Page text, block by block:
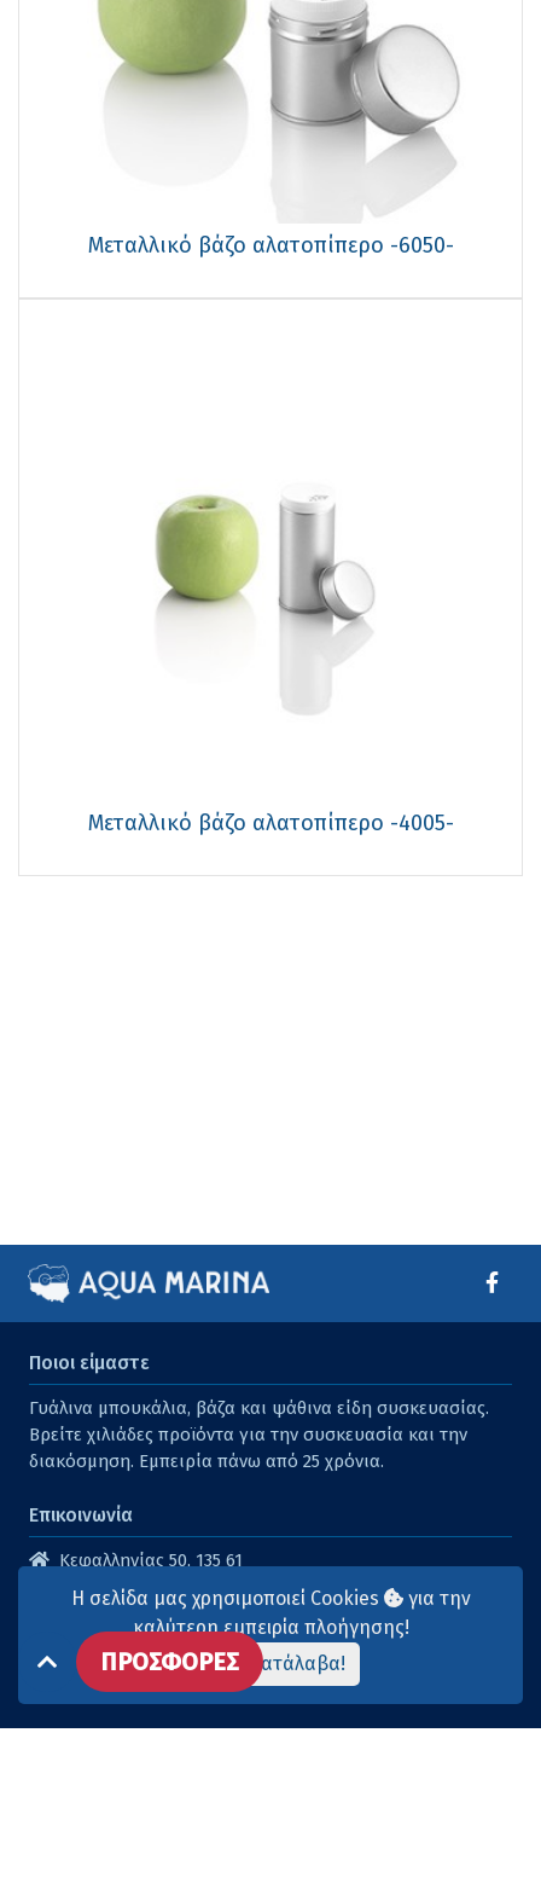
Μεταλλικό βάζο αλατοπίπερο -6050-
Μεταλλικό βάζο αλατοπίπερο -4005-
Ποιοι είμαστε
Γυάλινα μπουκάλια, βάζα και ψάθινα είδη συσκευασίας.
Βρείτε χιλιάδες προϊόντα για την συσκευασία και την
διακόσμηση. Εμπειρία πάνω από 25 χρόνια.
Επικοινωνία
Κεφαλληνίας 50, 135 61
Άγιοι Ανάργυροι
210 2614316
210 2615904
info@aqua-marina.gr
ΠΡΟΣΦΟΡΕΣ
Η σελίδα μας χρησιμοποιεί Cookies
για την
καλύτερη εμπειρία πλοήγησης!
Το κατάλαβα!